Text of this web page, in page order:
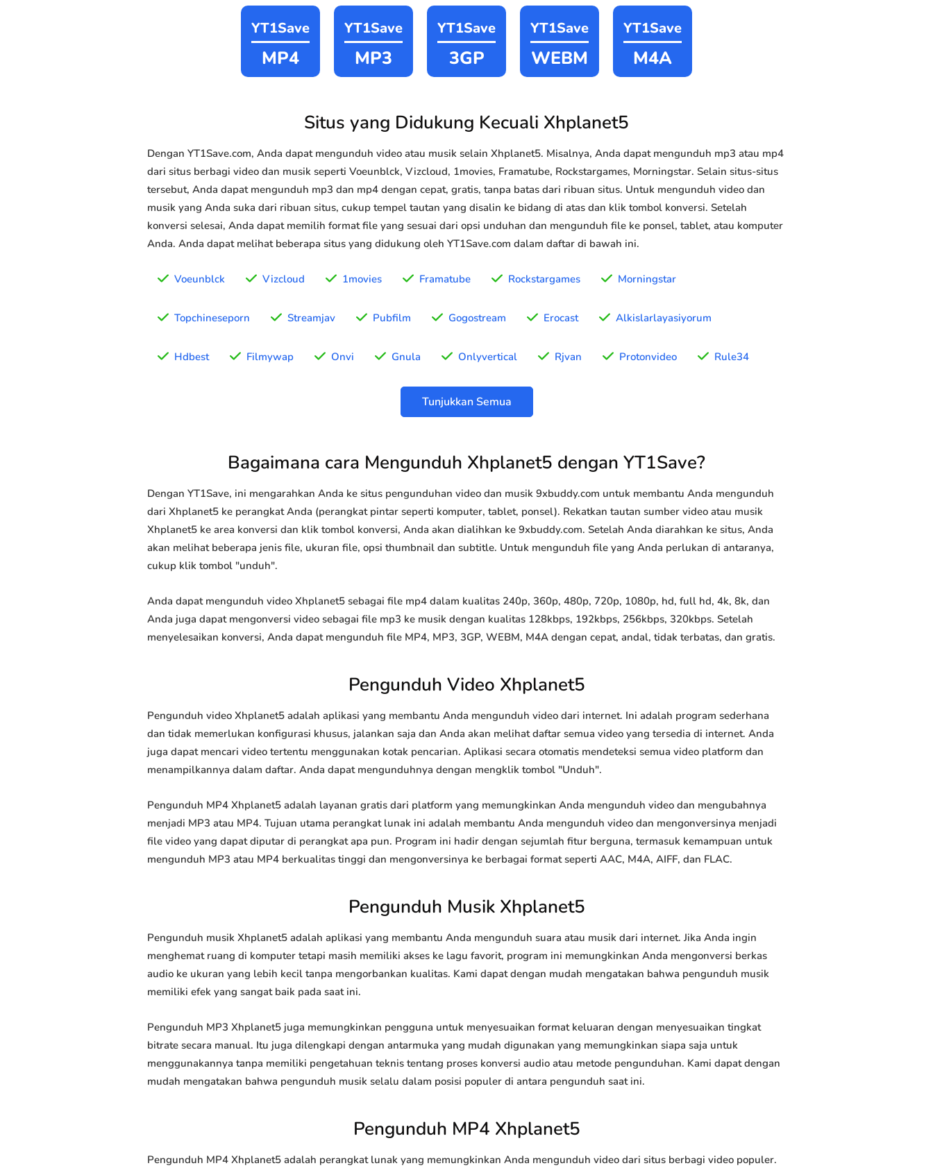
YT1Save
MP4
YT1Save
MP3
YT1Save
3GP
YT1Save
WEBM
YT1Save
M4A
Situs yang Didukung Kecuali Xhplanet5
Dengan YT1Save.com, Anda dapat mengunduh video atau musik selain Xhplanet5. Misalnya, Anda dapat mengunduh mp3 atau mp4
dari situs berbagi video dan musik seperti Voeunblck, Vizcloud, 1movies, Framatube, Rockstargames, Morningstar. Selain situs-situs
tersebut, Anda dapat mengunduh mp3 dan mp4 dengan cepat, gratis, tanpa batas dari ribuan situs. Untuk mengunduh video dan
musik yang Anda suka dari ribuan situs, cukup tempel tautan yang disalin ke bidang di atas dan klik tombol konversi. Setelah
konversi selesai, Anda dapat memilih format file yang sesuai dari opsi unduhan dan mengunduh file ke ponsel, tablet, atau komputer
Anda. Anda dapat melihat beberapa situs yang didukung oleh YT1Save.com dalam daftar di bawah ini.
Voeunblck Vizcloud 1movies Framatube Rockstargames Morningstar
Topchineseporn Streamjav Pubfilm Gogostream Erocast Alkislarlayasiyorum
Hdbest Filmywap Onvi Gnula Onlyvertical Rjvan Protonvideo Rule34
Tunjukkan Semua
Bagaimana cara Mengunduh Xhplanet5 dengan YT1Save?
Dengan YT1Save, ini mengarahkan Anda ke situs pengunduhan video dan musik 9xbuddy.com untuk membantu Anda mengunduh
dari Xhplanet5 ke perangkat Anda (perangkat pintar seperti komputer, tablet, ponsel). Rekatkan tautan sumber video atau musik
Xhplanet5 ke area konversi dan klik tombol konversi, Anda akan dialihkan ke 9xbuddy.com. Setelah Anda diarahkan ke situs, Anda
akan melihat beberapa jenis file, ukuran file, opsi thumbnail dan subtitle. Untuk mengunduh file yang Anda perlukan di antaranya,
cukup klik tombol "unduh".
Anda dapat mengunduh video Xhplanet5 sebagai file mp4 dalam kualitas 240p, 360p, 480p, 720p, 1080p, hd, full hd, 4k, 8k, dan
Anda juga dapat mengonversi video sebagai file mp3 ke musik dengan kualitas 128kbps, 192kbps, 256kbps, 320kbps. Setelah
menyelesaikan konversi, Anda dapat mengunduh file MP4, MP3, 3GP, WEBM, M4A dengan cepat, andal, tidak terbatas, dan gratis.
Pengunduh Video Xhplanet5
Pengunduh video Xhplanet5 adalah aplikasi yang membantu Anda mengunduh video dari internet. Ini adalah program sederhana
dan tidak memerlukan konfigurasi khusus, jalankan saja dan Anda akan melihat daftar semua video yang tersedia di internet. Anda
juga dapat mencari video tertentu menggunakan kotak pencarian. Aplikasi secara otomatis mendeteksi semua video platform dan
menampilkannya dalam daftar. Anda dapat mengunduhnya dengan mengklik tombol "Unduh".
Pengunduh MP4 Xhplanet5 adalah layanan gratis dari platform yang memungkinkan Anda mengunduh video dan mengubahnya
menjadi MP3 atau MP4. Tujuan utama perangkat lunak ini adalah membantu Anda mengunduh video dan mengonversinya menjadi
file video yang dapat diputar di perangkat apa pun. Program ini hadir dengan sejumlah fitur berguna, termasuk kemampuan untuk
mengunduh MP3 atau MP4 berkualitas tinggi dan mengonversinya ke berbagai format seperti AAC, M4A, AIFF, dan FLAC.
Pengunduh Musik Xhplanet5
Pengunduh musik Xhplanet5 adalah aplikasi yang membantu Anda mengunduh suara atau musik dari internet. Jika Anda ingin
menghemat ruang di komputer tetapi masih memiliki akses ke lagu favorit, program ini memungkinkan Anda mengonversi berkas
audio ke ukuran yang lebih kecil tanpa mengorbankan kualitas. Kami dapat dengan mudah mengatakan bahwa pengunduh musik
memiliki efek yang sangat baik pada saat ini.
Pengunduh MP3 Xhplanet5 juga memungkinkan pengguna untuk menyesuaikan format keluaran dengan menyesuaikan tingkat
bitrate secara manual. Itu juga dilengkapi dengan antarmuka yang mudah digunakan yang memungkinkan siapa saja untuk
menggunakannya tanpa memiliki pengetahuan teknis tentang proses konversi audio atau metode pengunduhan. Kami dapat dengan
mudah mengatakan bahwa pengunduh musik selalu dalam posisi populer di antara pengunduh saat ini.
Pengunduh MP4 Xhplanet5
Pengunduh MP4 Xhplanet5 adalah perangkat lunak yang memungkinkan Anda mengunduh video dari situs berbagi video populer.